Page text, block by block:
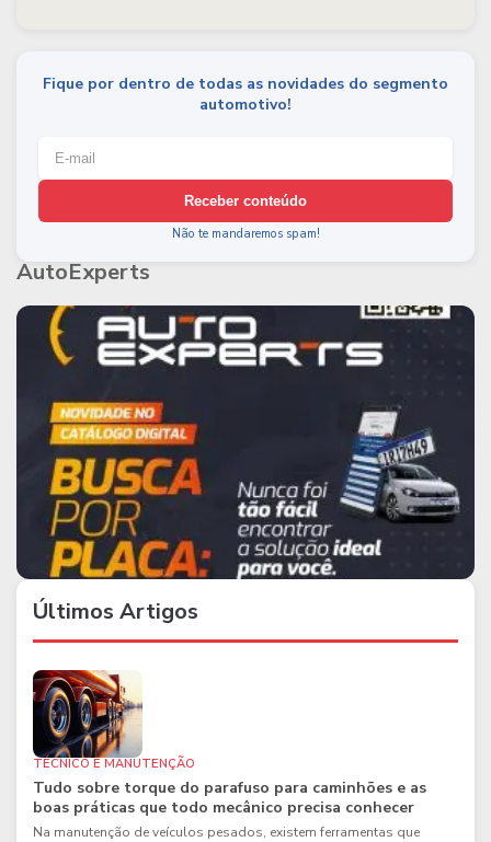
Fique por dentro de todas as novidades do segmento
automotivo!
Receber conteúdo
Não te mandaremos spam!
AutoExperts
Últimos Artigos
TÉCNICO E MANUTENÇÃO
Tudo sobre torque do parafuso para caminhões e as
boas práticas que todo mecânico precisa conhecer
Na manutenção de veículos pesados, existem ferramentas que